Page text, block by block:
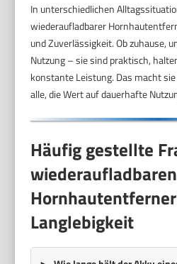
In unterschiedlichen
wiederaufladbarer
und Zuverlässigkeit. Ob zuhause,
Nutzung – sie sind praktisch,
konstante Leistung. Das macht
alle, die Wert auf dauerhafte
Häufig gestellte
wiederaufladbaren
Langlebigkeit